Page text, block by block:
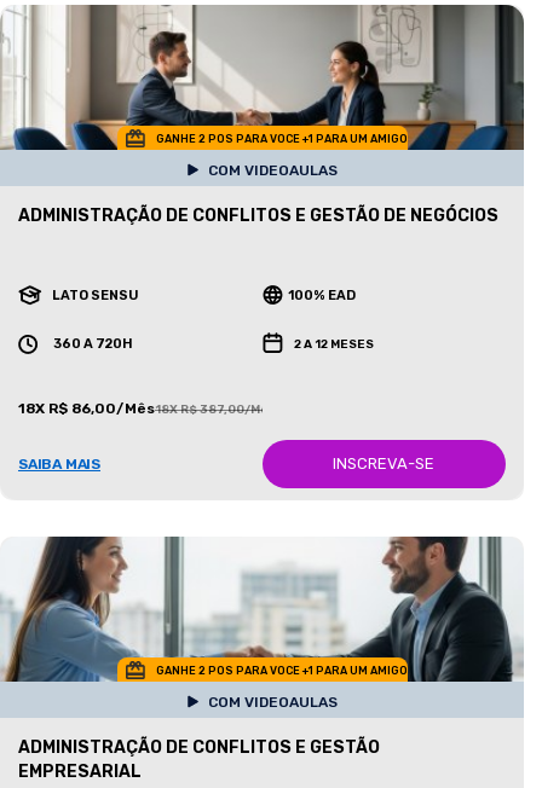
GANHE 2 POS PARA VOCE +1 PARA UM AMIGO
COM VIDEOAULAS
ADMINISTRAÇÃO DE CONFLITOS E GESTÃO DE NEGÓCIOS
LATO SENSU 100% EAD
360 A 720H 2 A 12 MESES
18X R$ 86,00/Mês18X R$ 387,00/Mês
SAIBA MAIS INSCREVA-SE
GANHE 2 POS PARA VOCE +1 PARA UM AMIGO
COM VIDEOAULAS
ADMINISTRAÇÃO DE CONFLITOS E GESTÃO
EMPRESARIAL